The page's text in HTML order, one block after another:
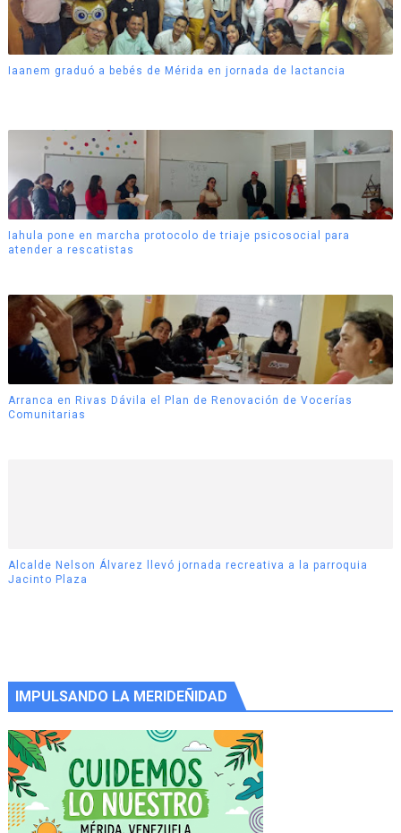
Iaanem graduó a bebés de Mérida en jornada de lactancia
Iahula pone en marcha protocolo de triaje psicosocial para
atender a rescatistas
Arranca en Rivas Dávila el Plan de Renovación de Vocerías
Comunitarias
Alcalde Nelson Álvarez llevó jornada recreativa a la parroquia
Jacinto Plaza
IMPULSANDO LA MERIDEÑIDAD